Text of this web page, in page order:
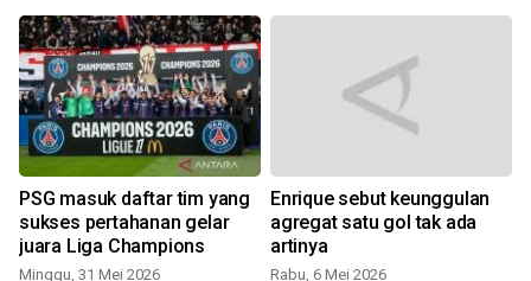
PSG masuk daftar tim yang
sukses pertahanan gelar
juara Liga Champions
Minggu, 31 Mei 2026
Enrique sebut keunggulan
agregat satu gol tak ada
artinya
Rabu, 6 Mei 2026